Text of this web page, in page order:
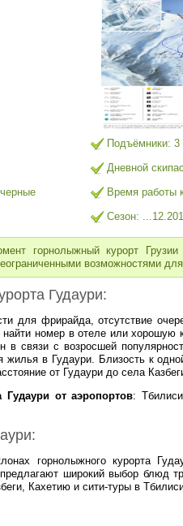
Подъёмники: 3
Дневной
Время работы
Сезон: ..
горнолыжный курорт Грузии
возможностями
Гудаури:
для фрирайда, отсутствие
номер в отеле или хорошую
в связи с возросшей
жилья в Гудаури. Близость к
от Гудаури до села
Гудаури от аэропортов:
горнолыжного курорта
широкий выбор блюд
Кахетию и сити-туры в